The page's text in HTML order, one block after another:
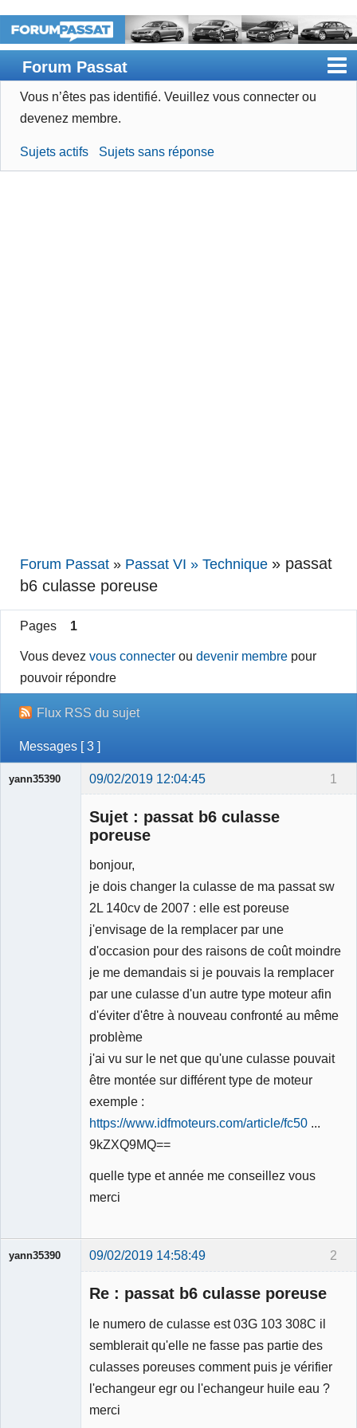
Forum Passat
Accueil
Devenir membre
Vous n’êtes pas identifié. Veuillez vous connecter ou
devenez membre.
Sujets actifs Sujets sans réponse
Forum Passat » Passat VI » Technique » passat
b6 culasse poreuse
Pages 1
Vous devezvous connecter oudevenir membre pour
pouvoir répondre
Flux RSS du sujet
Messages [ 3 ]
1
yann35390 09/02/2019 12:04:45
Sujet : passat b6 culasse
poreuse
bonjour,
je dois changer la culasse de ma passat sw
2L 140cv de 2007 : elle est poreuse
j'envisage de la remplacer par une
d'occasion pour des raisons de coût moindre
je me demandais si je pouvais la remplacer
par une culasse d'un autre type moteur afin
d'éviter d'être à nouveau confronté au même
problème
j'ai vu sur le net que qu'une culasse pouvait
être montée sur différent type de moteur
exemple :
https://www.idfmoteurs.com/article/fc50 ...
9kZXQ9MQ==
quelle type et année me conseillez vous
merci
2
yann35390 09/02/2019 14:58:49
Re : passat b6 culasse poreuse
le numero de culasse est 03G 103 308C il
semblerait qu'elle ne fasse pas partie des
culasses poreuses comment puis je vérifier
l'echangeur egr ou l'echangeur huile eau ?
merci